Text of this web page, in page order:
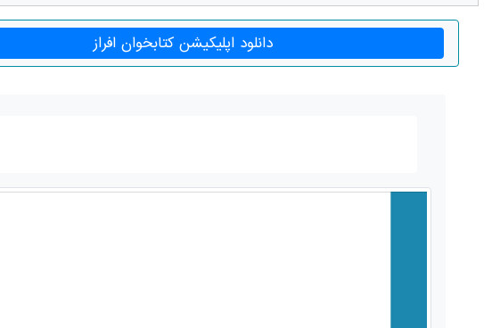
دانلود اپلیکیشن کتابخوان افراز